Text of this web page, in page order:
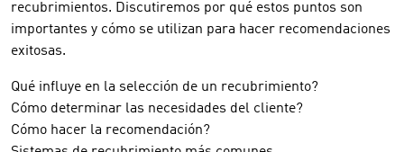
recubrimientos. Discutiremos por qué estos puntos son
importantes y cómo se utilizan para hacer recomendaciones
exitosas.
Qué influye en la selección de un recubrimiento?
Cómo determinar las necesidades del cliente?
Cómo hacer la recomendación?